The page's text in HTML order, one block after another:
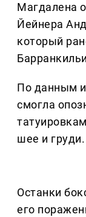
Магдалена
Йейнера
который
По данным
смогла
шее и груди.
Останки
его